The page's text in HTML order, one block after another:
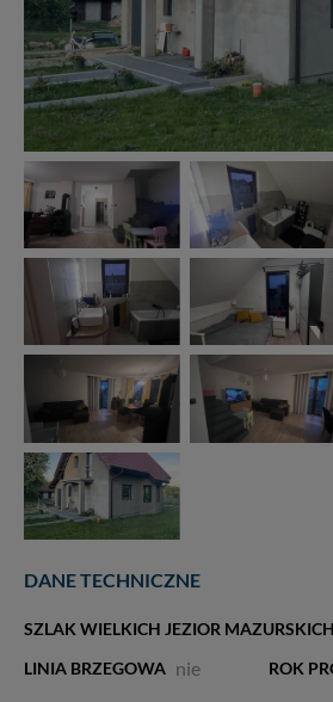
DANE TECHNICZNE
SZLAK WIELKICH JEZIOR MAZURSKICH
LINIA BRZEGOWA nie ROK